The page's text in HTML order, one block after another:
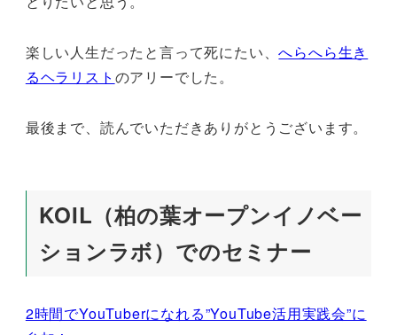
楽しい人生だったと言って死にたい、へらへら生き
るヘラリスト のアリーでした。
最後まで、読んでいただきありがとうございます。
KOIL（柏の葉オープンイノベー
ションラボ）でのセミナー
2時間でYouTuberになれる”YouTube活用実践会”に